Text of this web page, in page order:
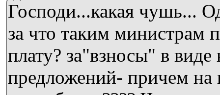
Господи...какая чушь...
за что таким министрам
плату? за"взносы" в
предложений- причем на